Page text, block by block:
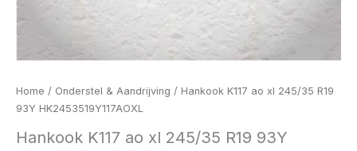
Home / Onderstel & Aandrijving / Hankook K117 ao xl 245/35 R19
93Y HK2453519Y117AOXL
Hankook K117 ao xl 245/35 R19 93Y